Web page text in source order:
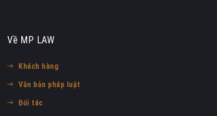
Về MP LAW
Khách hàng
Văn bản pháp luật
Đối tác